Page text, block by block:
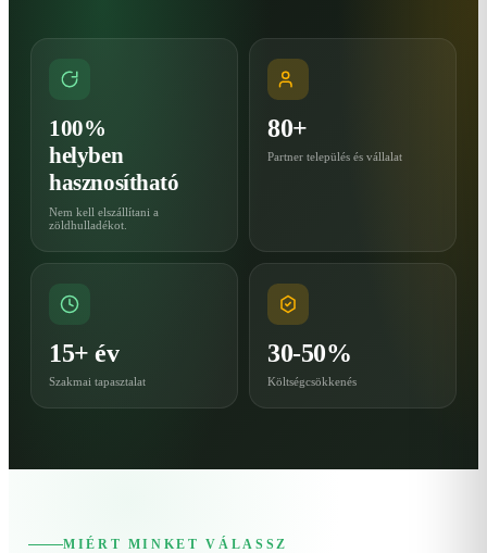
100%
helyben
hasznosítható
Nem kell elszállítani a
zöldhulladékot.
80+
Partner település és vállalat
15+ év
Szakmai tapasztalat
30-50%
Költségcsökkenés
MIÉRT MINKET VÁLASSZ